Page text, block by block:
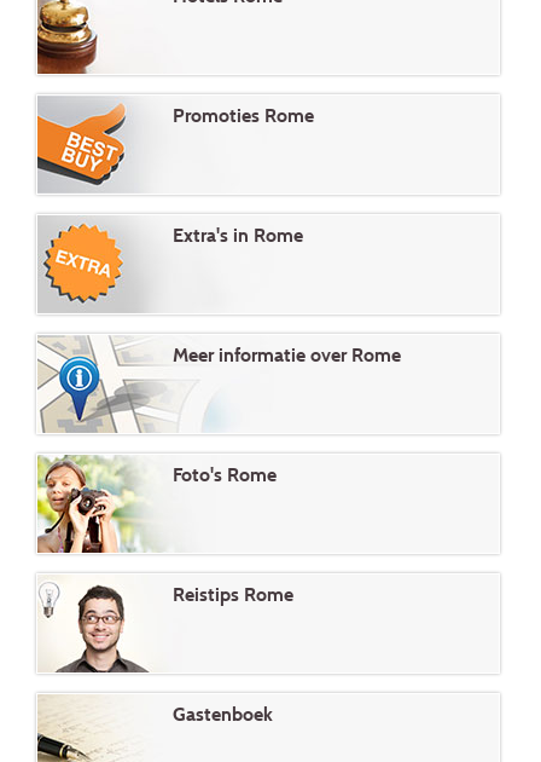
Promoties Rome
Extra's in Rome
Meer informatie over Rome
Foto's Rome
Reistips Rome
Gastenboek